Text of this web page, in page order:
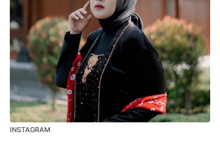
INSTAGRAM